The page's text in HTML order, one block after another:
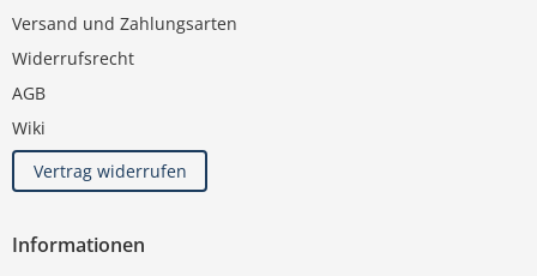
Versand und Zahlungsarten
Widerrufsrecht
AGB
Wiki
Vertrag widerrufen
Informationen